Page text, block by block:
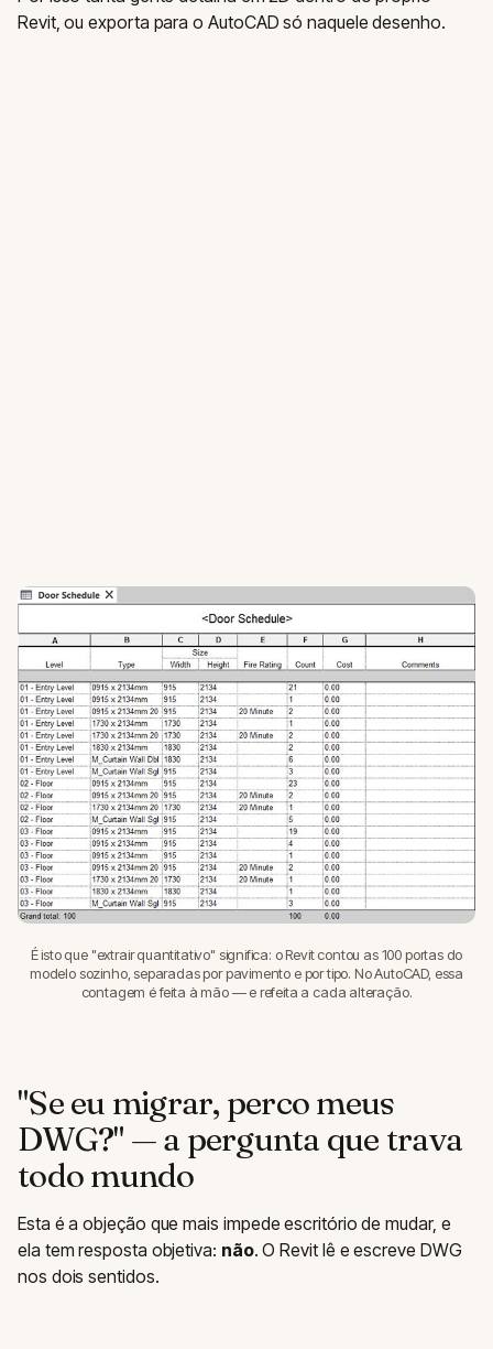
Revit, ou exporta para o AutoCAD só naquele desenho.
É isto que "extrair quantitativo" significa: o Revit contou as 100 portas do
modelo sozinho, separadas por pavimento e por tipo. No AutoCAD, essa
contagem é feita à mão — e refeita a cada alteração.
"Se eu migrar, perco meus
DWG?" — a pergunta que trava
todo mundo
Esta é a objeção que mais impede escritório de mudar, e
ela tem resposta objetiva: não. O Revit lê e escreve DWG
nos dois sentidos.